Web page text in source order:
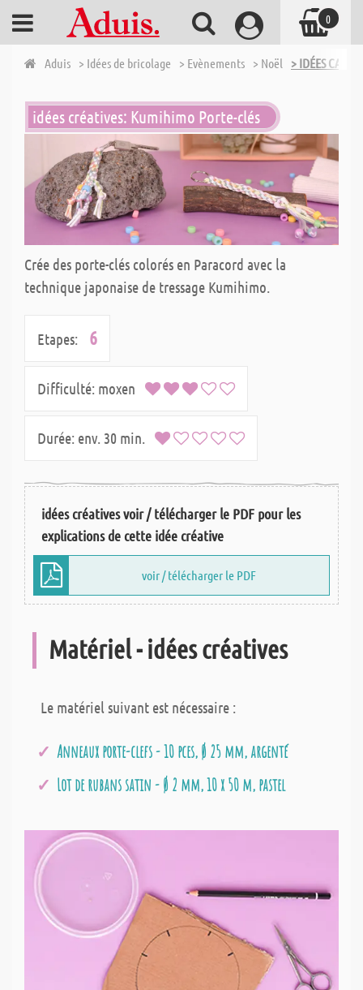
Aduis > Idées de bricolage > Evènements > Noël > IDÉES
idées créatives: Kumihimo Porte-clés
Crée des porte-clés colorés en Paracord avec la
technique japonaise de tressage Kumihimo.
Etapes: 6
Difficulté: moxen
Durée: env. 30 min.
idées créatives voir / télécharger le PDF pour les
explications de cette idée créative
voir / télécharger le PDF
Matériel - idées créatives
Le matériel suivant est nécessaire :
Anneaux porte-clefs - 10 pces, Ø 25 mm, argenté
Lot de rubans satin - Ø 2 mm, 10 x 50 m, pastel
0